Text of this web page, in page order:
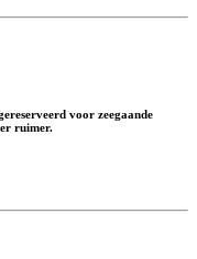
voor zeegaande
ruimer.